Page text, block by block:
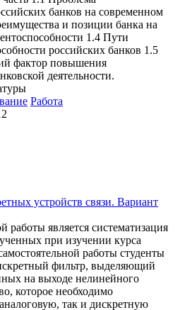
банков на современном
и позиции банка на
1.4 Пути
российских банков 1.5
фактор повышения
деятельности.
Работа
устройств связи. Вариант
является систематизация
при изучении курса
работы студенты
фильтр, выделяющий
на выходе нелинейного
которое необходимо
так и дискретную